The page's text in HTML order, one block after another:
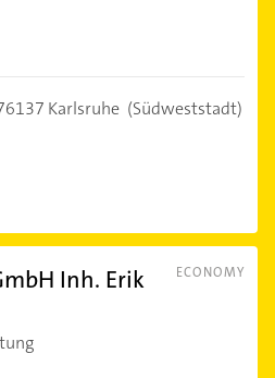
Karlsruhe (Südweststadt)
ECONOMY
Inh. Erik